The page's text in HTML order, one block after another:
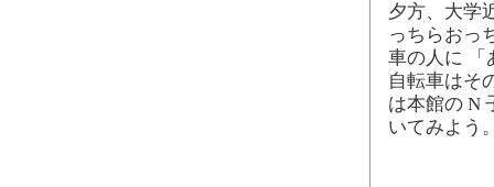
夕方、大学
っちらおっ
車の人に 「
自転車はそ
は本館の N
いてみよう